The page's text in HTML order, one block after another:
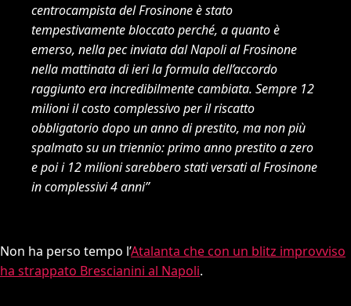
centrocampista del Frosinone è stato
tempestivamente bloccato perché, a quanto è
emerso, nella pec inviata dal Napoli al Frosinone
nella mattinata di ieri la formula dell’accordo
raggiunto era incredibilmente cambiata. Sempre 12
milioni il costo complessivo per il riscatto
obbligatorio dopo un anno di prestito, ma non più
spalmato su un triennio: primo anno prestito a zero
e poi i 12 milioni sarebbero stati versati al Frosinone
in complessivi 4 anni”
Non ha perso tempo l’Atalanta che con un blitz improvviso
ha strappato Brescianini al Napoli.